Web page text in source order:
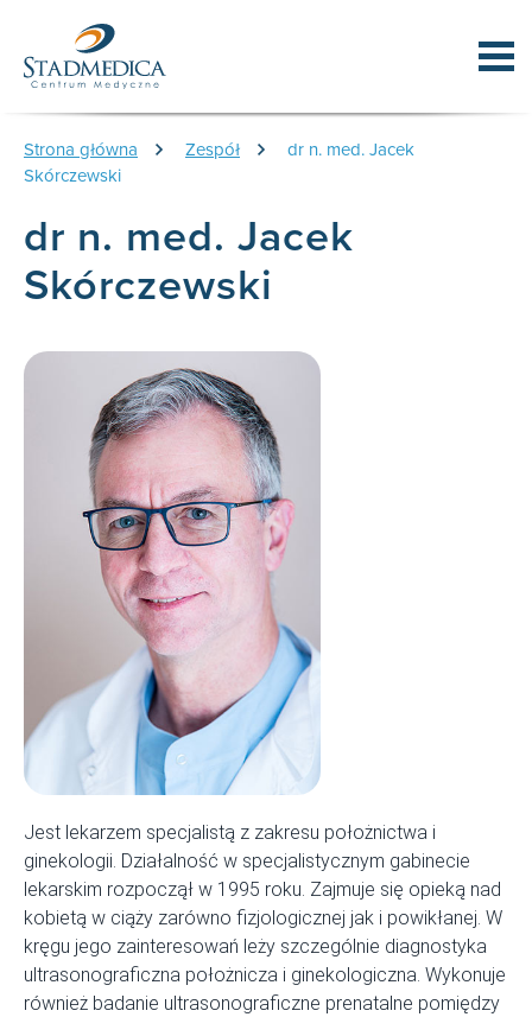
Strona główna Zespół
dr n. med. Jacek
Skórczewski
dr n. med. Jacek
Skórczewski
Jest lekarzem specjalistą z zakresu położnictwa i
ginekologii. Działalność w specjalistycznym gabinecie
lekarskim rozpoczął w 1995 roku. Zajmuje się opieką nad
kobietą w ciąży zarówno fizjologicznej jak i powikłanej. W
kręgu jego zainteresowań leży szczególnie diagnostyka
ultrasonograficzna położnicza i ginekologiczna. Wykonuje
również badanie ultrasonograficzne prenatalne pomiędzy